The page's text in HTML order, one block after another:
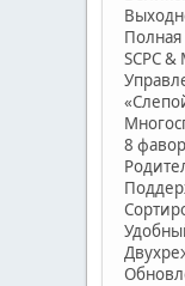
Полная
SCPC
8